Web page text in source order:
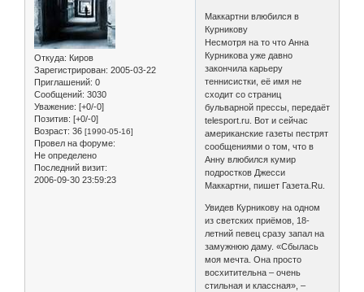
Откуда: Киров
Зарегистрирован: 2005-03-22
Приглашений: 0
Сообщений: 3030
Уважение: [+0/-0]
Позитив: [+0/-0]
Возраст: 36 [1990-05-16]
Провел на форуме:
Не определено
Последний визит:
2006-09-30 23:59:23
Маккартни влюбился в
Курникову
Несмотря на то что Анна
Курникова уже давно
закончила карьеру
теннисистки, её имя не
сходит со страниц
бульварной прессы, передаёт
telesport.ru. Вот и сейчас
американские газеты пестрят
сообщениями о том, что в
Анну влюбился кумир
подростков Джесси
Маккартни, пишет Газета.Ru.
Увидев Курникову на одном
из светских приёмов, 18-
летний певец сразу запал на
замужнюю даму. «Сбылась
моя мечта. Она просто
восхитительна – очень
стильная и классная», –